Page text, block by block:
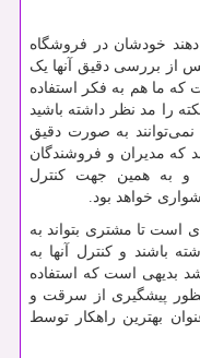
دهند خودشان در فروشگاه
از بررسی دقیق آنها یک
که ما هم به فکر استفاده
را مد نظر داشته باشید
به صورت دقیق
که مدیران و فروشندگان
و به همین جهت کنترل
خواهد بود.
است تا مشتری بتواند به
باشند و کنترل آنها به
بدیهی است که استفاده
پیشگیری از سرقت و
بهترین راهکار توسط